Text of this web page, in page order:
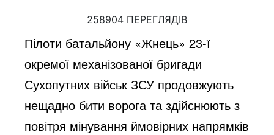
y
V
i
258904 ПЕРЕГЛЯДІВ
Пілоти батальйону «Жнець» 23-ї
окремої механізованої бригади
Сухопутних військ ЗСУ продовжують
нещадно бити ворога та здійснюють з
повітря мінування ймовірних напрямків